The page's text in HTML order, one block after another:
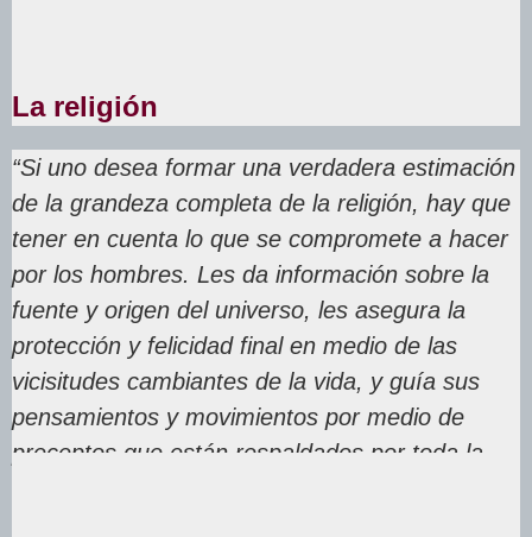
La religión
“Si uno desea formar una verdadera estimación
de la grandeza completa de la religión, hay que
tener en cuenta lo que se compromete a hacer
por los hombres. Les da información sobre la
fuente y origen del universo, les asegura la
protección y felicidad final en medio de las
vicisitudes cambiantes de la vida, y guía sus
pensamientos y movimientos por medio de
preceptos que están respaldados por toda la